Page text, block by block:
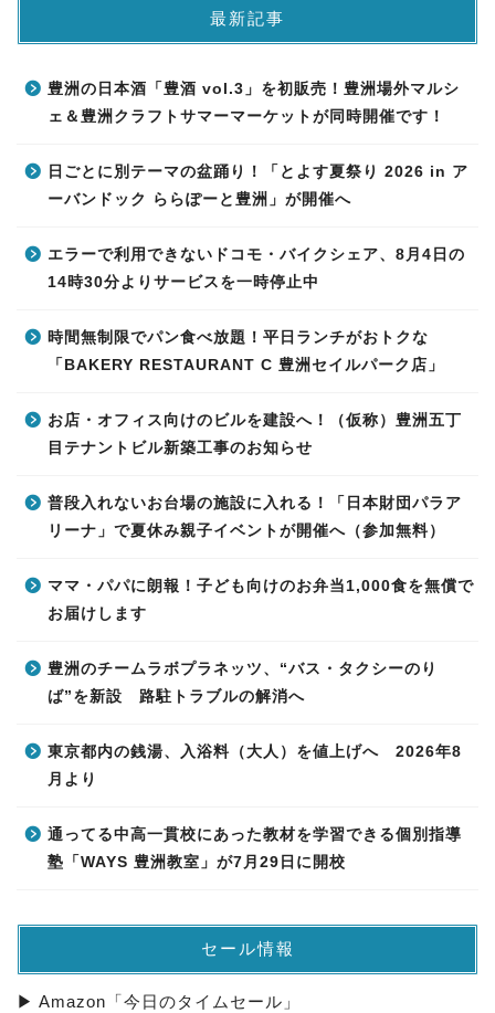
最新記事
豊洲の日本酒「豊酒 vol.3」を初販売！豊洲場外マルシ
ェ＆豊洲クラフトサマーマーケットが同時開催です！
日ごとに別テーマの盆踊り！「とよす夏祭り 2026 in ア
ーバンドック ららぽーと豊洲」が開催へ
エラーで利用できないドコモ・バイクシェア、8月4日の
14時30分よりサービスを一時停止中
時間無制限でパン食べ放題！平日ランチがおトクな
「BAKERY RESTAURANT C 豊洲セイルパーク店」
お店・オフィス向けのビルを建設へ！（仮称）豊洲五丁
目テナントビル新築工事のお知らせ
普段入れないお台場の施設に入れる！「日本財団パラア
リーナ」で夏休み親子イベントが開催へ（参加無料）
ママ・パパに朗報！子ども向けのお弁当1,000食を無償で
お届けします
豊洲のチームラボプラネッツ、“バス・タクシーのり
ば”を新設 路駐トラブルの解消へ
東京都内の銭湯、入浴料（大人）を値上げへ 2026年8
月より
通ってる中高一貫校にあった教材を学習できる個別指導
塾「WAYS 豊洲教室」が7月29日に開校
セール情報
▶ Amazon「今日のタイムセール」